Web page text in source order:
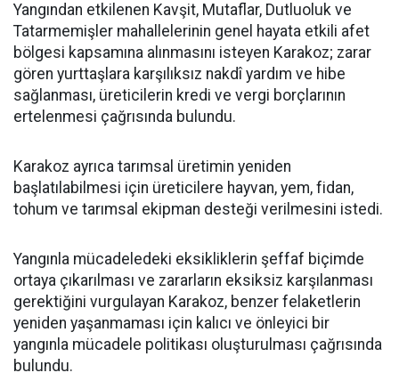
Yangından etkilenen Kavşit, Mutaflar, Dutluoluk ve
Tatarmemişler mahallelerinin genel hayata etkili afet
bölgesi kapsamına alınmasını isteyen Karakoz; zarar
gören yurttaşlara karşılıksız nakdî yardım ve hibe
sağlanması, üreticilerin kredi ve vergi borçlarının
ertelenmesi çağrısında bulundu.
Karakoz ayrıca tarımsal üretimin yeniden
başlatılabilmesi için üreticilere hayvan, yem, fidan,
tohum ve tarımsal ekipman desteği verilmesini istedi.
Yangınla mücadeledeki eksikliklerin şeffaf biçimde
ortaya çıkarılması ve zararların eksiksiz karşılanması
gerektiğini vurgulayan Karakoz, benzer felaketlerin
yeniden yaşanmaması için kalıcı ve önleyici bir
yangınla mücadele politikası oluşturulması çağrısında
bulundu.